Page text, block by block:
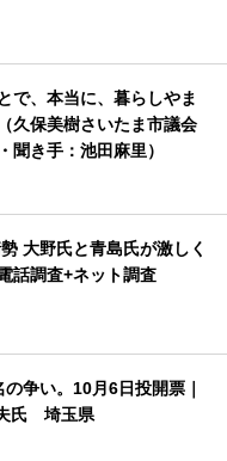
で、本当に、暮らしやま
久保美樹さいたま市議会
聞き手：池田麻里）
大野氏と青島氏が激しく
話調査+ネット調査
争い。10月6日投開票｜
氏 埼玉県